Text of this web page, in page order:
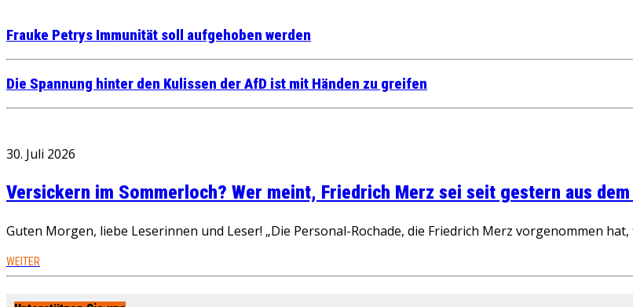
Frauke Petrys Immunität soll aufgehoben werden
Die Spannung hinter den Kulissen der AfD ist mit Händen zu greifen
30. Juli 2026
Versickern im Sommerloch? Wer meint, Friedrich Merz sei seit gestern aus
Guten Morgen, liebe Leserinnen und Leser! „Die Personal-Rochade, die Friedrich Merz vorgenommen
WEITER